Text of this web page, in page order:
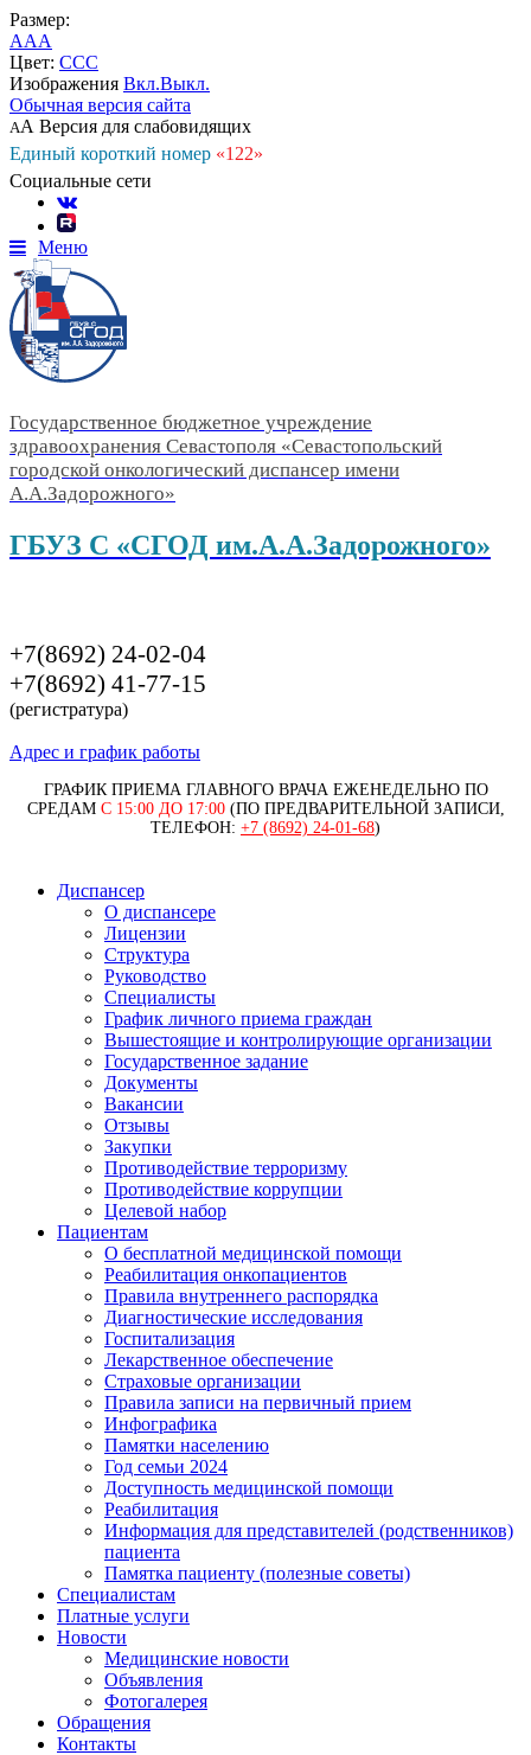
Размер:
AAA
Цвет: CCC
Изображения Вкл.Выкл.
Обычная версия сайта
АА Версия для слабовидящих
Единый короткий номер «122»
Социальные сети
Меню
Государственное бюджетное учреждение
здравоохранения Севастополя «Севастопольский
городской онкологический диспансер имени
А.А.Задорожного»
ГБУЗ С «СГОД им.А.А.Задорожного»
+7(8692) 24-02-04
+7(8692) 41-77-15
(регистратура)
Адрес и график работы
ГРАФИК ПРИЕМА ГЛАВНОГО ВРАЧА ЕЖЕНЕДЕЛЬНО ПО
СРЕДАМ С 15:00 ДО 17:00(ПО ПРЕДВАРИТЕЛЬНОЙ ЗАПИСИ,
ТЕЛЕФОН: +7 (8692) 24-01-68)
Диспансер
О диспансере
Лицензии
Структура
Руководство
Специалисты
График личного приема граждан
Вышестоящие и контролирующие организации
Государственное задание
Документы
Вакансии
Отзывы
Закупки
Противодействие терроризму
Противодействие коррупции
Целевой набор
Пациентам
О бесплатной медицинской помощи
Реабилитация онкопациентов
Правила внутреннего распорядка
Диагностические исследования
Госпитализация
Лекарственное обеспечение
Страховые организации
Правила записи на первичный прием
Инфографика
Памятки населению
Год семьи 2024
Доступность медицинской помощи
Реабилитация
Информация для представителей (родственников)
пациента
Памятка пациенту (полезные советы)
Специалистам
Платные услуги
Новости
Медицинские новости
Объявления
Фотогалерея
Обращения
Контакты